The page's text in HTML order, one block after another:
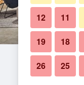
11
12
18
19
25
26